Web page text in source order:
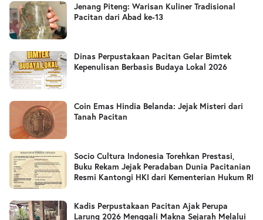
Jenang Piteng: Warisan Kuliner Tradisional
Pacitan dari Abad ke-13
Dinas Perpustakaan Pacitan Gelar Bimtek
Kepenulisan Berbasis Budaya Lokal 2026
Coin Emas Hindia Belanda: Jejak Misteri dari
Tanah Pacitan
Socio Cultura Indonesia Torehkan Prestasi,
Buku Rekam Jejak Peradaban Dunia Pacitanian
Resmi Kantongi HKI dari Kementerian Hukum RI
Kadis Perpustakaan Pacitan Ajak Perupa
Larung 2026 Menggali Makna Sejarah Melalui